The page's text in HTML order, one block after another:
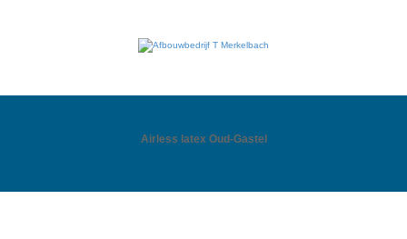
Airless latex Oud-Gastel